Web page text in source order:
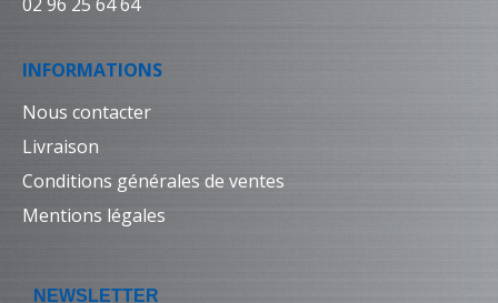
INFORMATIONS
Nous contacter
Livraison
Conditions générales de ventes
Mentions légales